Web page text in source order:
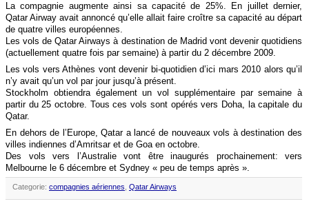
La compagnie augmente ainsi sa capacité de 25%. En juillet dernier,
Qatar Airway avait annoncé qu’elle allait faire croître sa capacité au départ
de quatre villes européennes.
Les vols de Qatar Airways à destination de Madrid vont devenir quotidiens
(actuellement quatre fois par semaine) à partir du 2 décembre 2009.
Les vols vers Athènes vont devenir bi-quotidien d’ici mars 2010 alors qu’il
n’y avait qu’un vol par jour jusqu’à présent.
Stockholm obtiendra également un vol supplémentaire par semaine à
partir du 25 octobre. Tous ces vols sont opérés vers Doha, la capitale du
Qatar.
En dehors de l’Europe, Qatar a lancé de nouveaux vols à destination des
villes indiennes d’Amritsar et de Goa en octobre.
Des vols vers l’Australie vont être inaugurés prochainement: vers
Melbourne le 6 décembre et Sydney « peu de temps après ».
Categorie: compagnies aériennes Qatar Airways